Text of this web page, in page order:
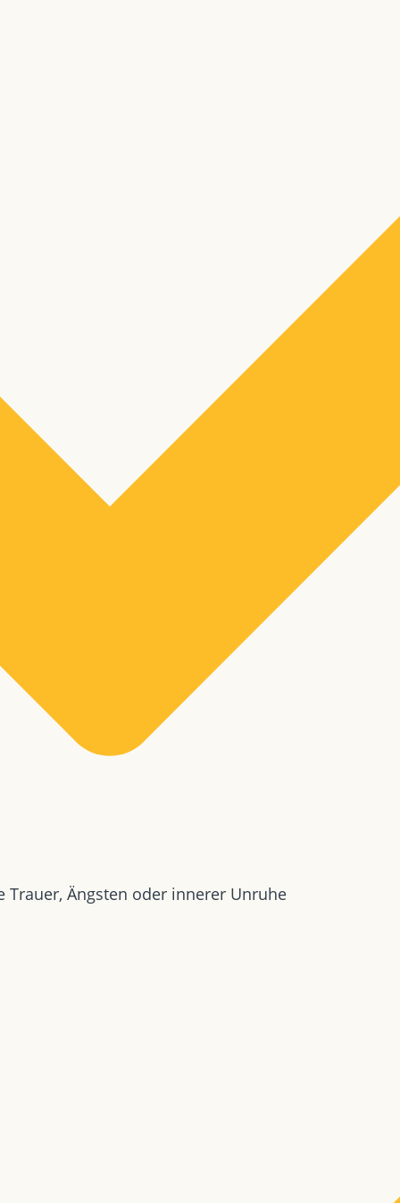
Ängsten oder innerer Unruhe